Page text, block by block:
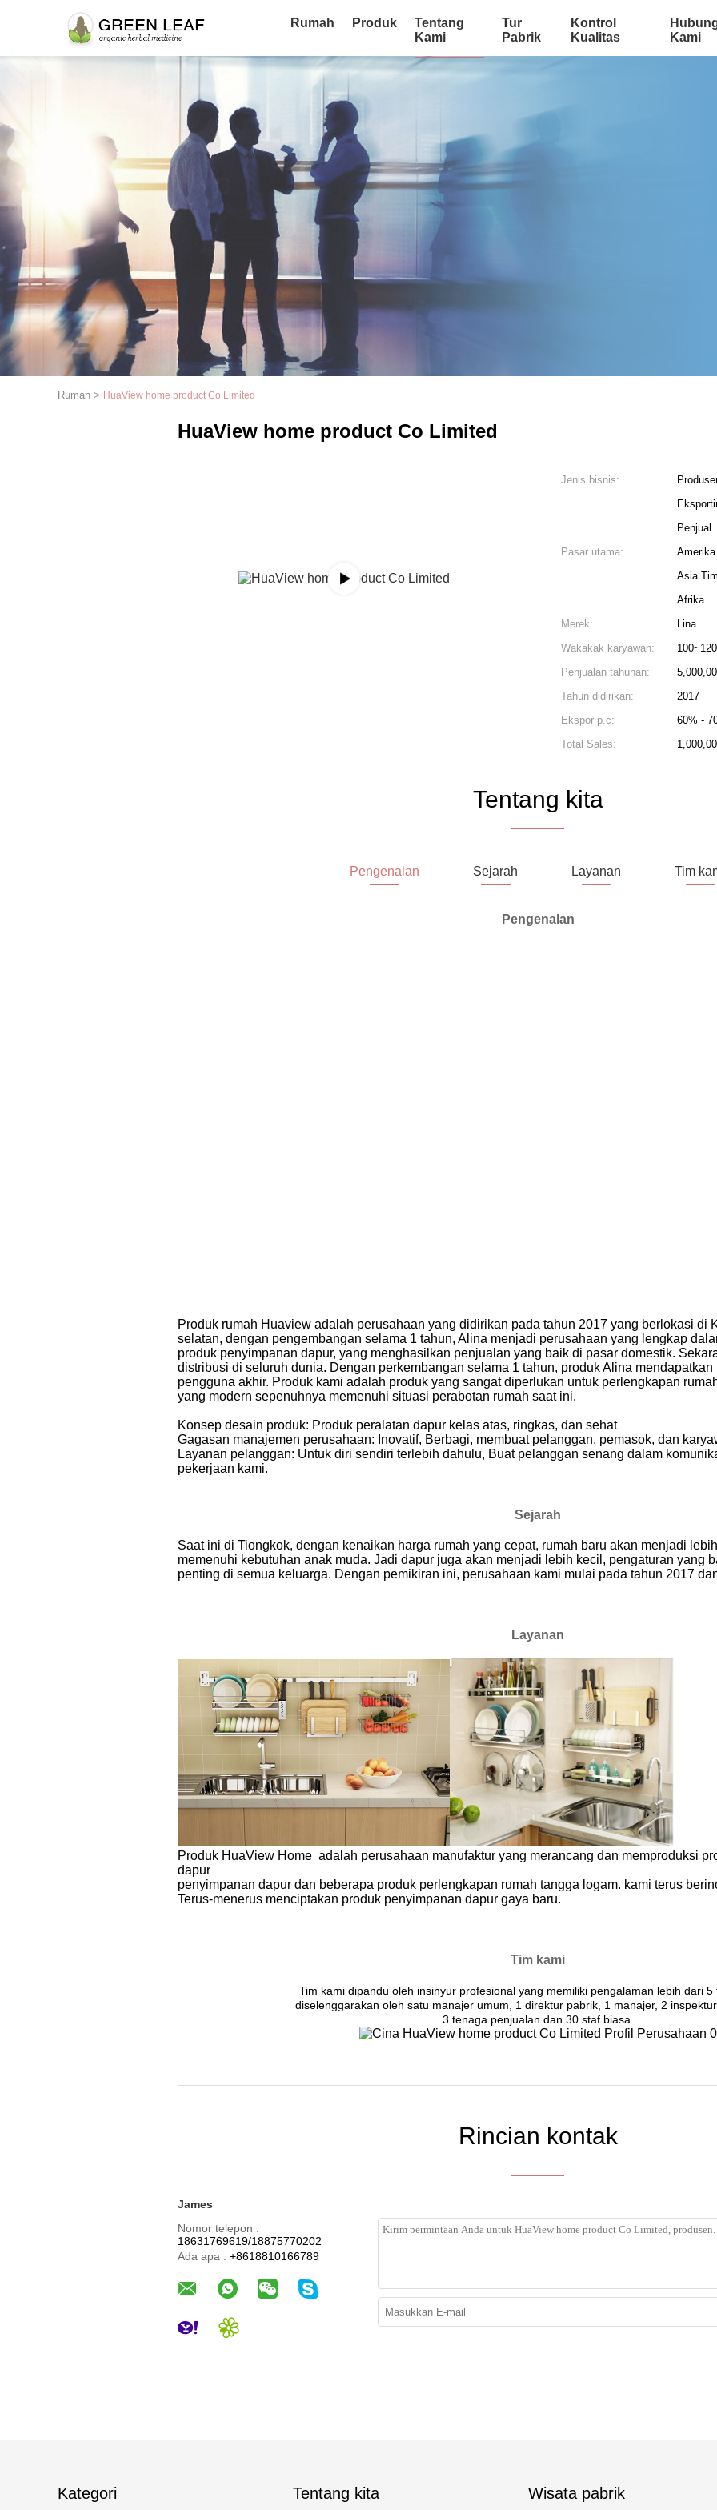
Rumah Produk
Tentang
Kami
Tur
Pabrik
Kontrol
Kualitas
Kami
Rumah > HuaView home product Co Limited
HuaView home product Co Limited
Jenis bisnis:
Penjual
Pasar utama:
Asia
Afrika
Merek:
Lina
Wakakak karyawan:
100~120
Penjualan tahunan:
Tahun didirikan:
2017
Ekspor p.c:
60% -
Total Sales:
Tentang kita
Pengenalan Sejarah Layanan Tim
Pengenalan
Produk rumah Huaview adalah perusahaan yang didirikan pada tahun 2017 yang berlokasi di
selatan, dengan pengembangan selama 1 tahun, Alina menjadi perusahaan yang lengkap
produk penyimpanan dapur, yang menghasilkan penjualan yang baik di pasar domestik.
distribusi di seluruh dunia. Dengan perkembangan selama 1 tahun, produk Alina
pengguna akhir. Produk kami adalah produk yang sangat diperlukan untuk perlengkapan
yang modern sepenuhnya memenuhi situasi perabotan rumah saat ini.
Konsep desain produk: Produk peralatan dapur kelas atas, ringkas, dan sehat
Gagasan manajemen perusahaan: Inovatif, Berbagi, membuat pelanggan, pemasok, dan
Layanan pelanggan: Untuk diri sendiri terlebih dahulu, Buat pelanggan senang dalam
pekerjaan kami.
Sejarah
Saat ini di Tiongkok, dengan kenaikan harga rumah yang cepat, rumah baru akan menjadi
memenuhi kebutuhan anak muda. Jadi dapur juga akan menjadi lebih kecil, pengaturan yang
penting di semua keluarga. Dengan pemikiran ini, perusahaan kami mulai pada tahun 2017
Layanan
Produk HuaView Home adalah perusahaan manufaktur yang merancang dan memproduksi
dapur
penyimpanan dapur dan beberapa produk perlengkapan rumah tangga logam. kami terus
Terus-menerus menciptakan produk penyimpanan dapur gaya baru.
Tim kami
Tim kami dipandu oleh insinyur profesional yang memiliki pengalaman lebih dari 5
diselenggarakan oleh satu manajer umum, 1 direktur pabrik, 1 manajer, 2
3 tenaga penjualan dan 30 staf biasa.
Rincian kontak
James
Nomor telepon :
18631769619/18875770202
Ada apa : +8618810166789
Kategori Tentang kita Wisata pabrik